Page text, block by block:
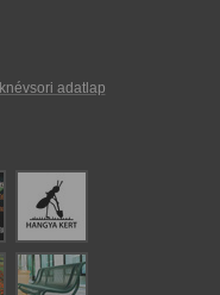
adatlap